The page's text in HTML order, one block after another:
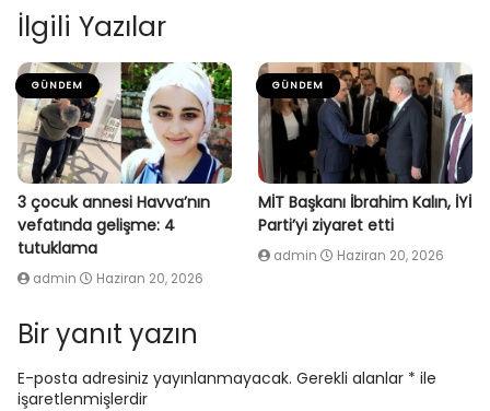
İlgili Yazılar
GÜNDEM
3 çocuk annesi Havva’nın
vefatında gelişme: 4
tutuklama
admin Haziran 20, 2026
GÜNDEM
MİT Başkanı İbrahim Kalın, İYİ
Parti’yi ziyaret etti
admin Haziran 20, 2026
Bir yanıt yazın
E-posta adresiniz yayınlanmayacak. Gerekli alanlar * ile
işaretlenmişlerdir